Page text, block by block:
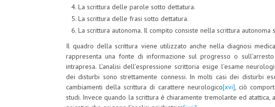
La scrittura delle parole sotto dettatura.
La scrittura delle frasi sotto dettatura.
La scrittura autonoma. Il compito consiste nella scrittura autonoma
Il quadro della scrittura viene utilizzato anche nella diagnosi
rappresenta una fonte di informazione sul progresso o
intrapresa. L’analisi dell’espressione scrittoria esige l’esame
dei disturbi sono strettamente connessi. In molti casi dei disturbi
cambiamenti della scrittura di carattere neurologico[xvi], ciò
studi. Invece quando la scrittura è chiaramente tremolante ed